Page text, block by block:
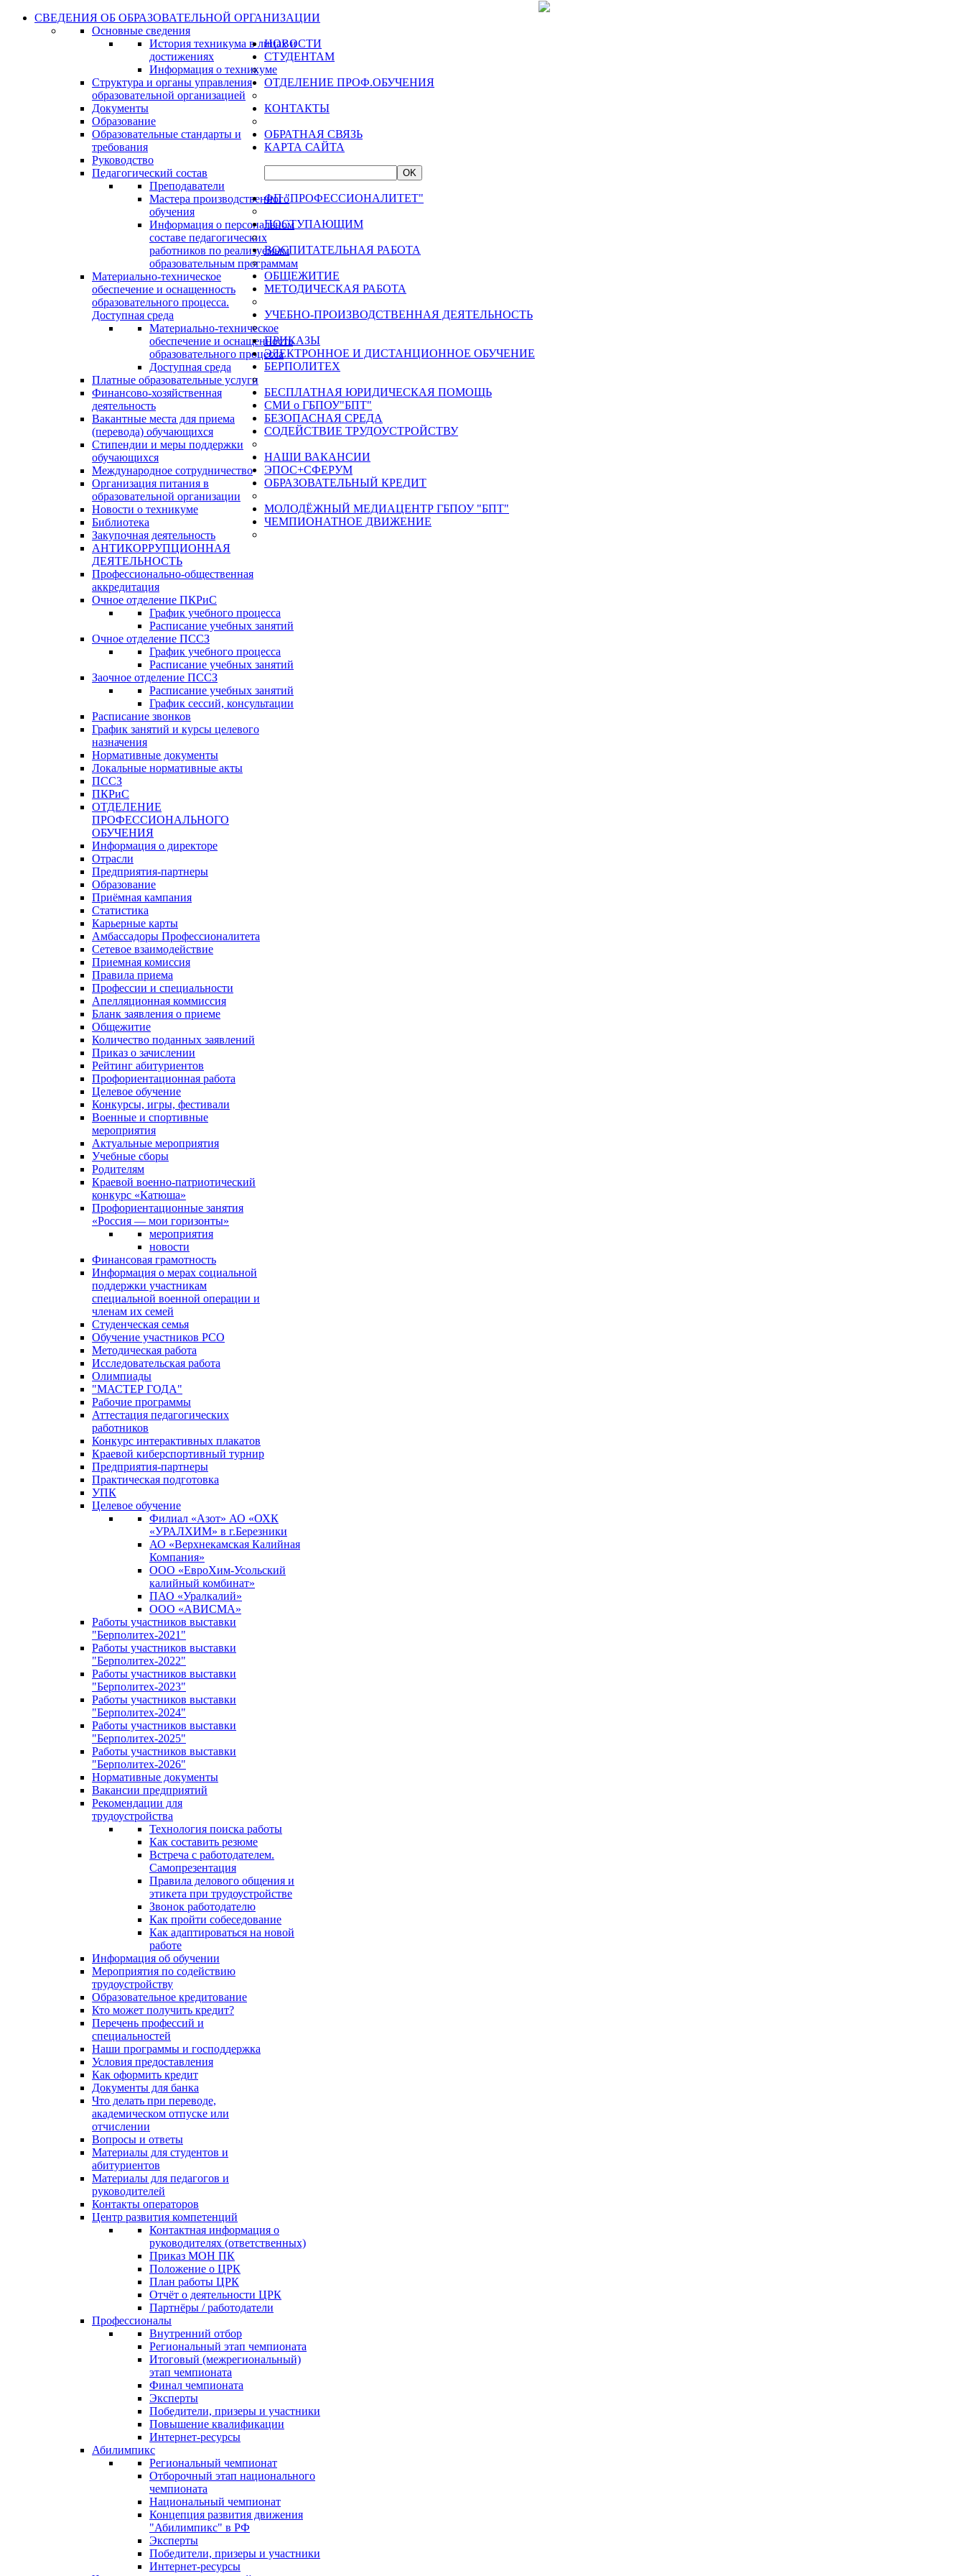
СВЕДЕНИЯ ОБ ОБРАЗОВАТЕЛЬНОЙ ОРГАНИЗАЦИИ
Основные сведения
История техникума в лицах и
достижениях
Информация о техникуме
Структура и органы управления
образовательной организацией
Документы
Образование
Образовательные стандарты и
требования
Руководство
Педагогический состав
Преподаватели
Мастера производственного
обучения
Информация о персональном
составе педагогических
работников по реализуемым
образовательным программам
Материально-техническое
обеспечение и оснащенность
образовательного процесса.
Доступная среда
Материально-техническое
обеспечение и оснащенность
образовательного процесса
Доступная среда
Платные образовательные услуги
Финансово-хозяйственная
деятельность
Вакантные места для приема
(перевода) обучающихся
Стипендии и меры поддержки
обучающихся
Международное сотрудничество
Организация питания в
образовательной организации
Новости о техникуме
Библиотека
Закупочная деятельность
АНТИКОРРУПЦИОННАЯ
ДЕЯТЕЛЬНОСТЬ
Профессионально-общественная
аккредитация
НОВОСТИ
СТУДЕНТАМ
Очное отделение ПКРиС
График учебного процесса
Расписание учебных занятий
Очное отделение ПССЗ
График учебного процесса
Расписание учебных занятий
Заочное отделение ПССЗ
Расписание учебных занятий
График сессий, консультации
Расписание звонков
ОТДЕЛЕНИЕ ПРОФ.ОБУЧЕНИЯ
График занятий и курсы целевого
назначения
Нормативные документы
Локальные нормативные акты
КОНТАКТЫ
ПССЗ
ПКРиС
ОТДЕЛЕНИЕ
ПРОФЕССИОНАЛЬНОГО
ОБУЧЕНИЯ
ОБРАТНАЯ СВЯЗЬ
КАРТА САЙТА
ФП "ПРОФЕССИОНАЛИТЕТ"
Информация о директоре
Отрасли
Предприятия-партнеры
Образование
Приёмная кампания
Статистика
Карьерные карты
Амбассадоры Профессионалитета
Сетевое взаимодействие
ПОСТУПАЮЩИМ
Приемная комиссия
Правила приема
Профессии и специальности
Апелляционная коммиссия
Бланк заявления о приеме
Общежитие
Количество поданных заявлений
Приказ о зачислении
Рейтинг абитуриентов
Профориентационная работа
Целевое обучение
ВОСПИТАТЕЛЬНАЯ РАБОТА
Конкурсы, игры, фестивали
Военные и спортивные
мероприятия
Актуальные мероприятия
Учебные сборы
Родителям
Краевой военно-патриотический
конкурс «Катюша»
Профориентационные занятия
«Россия — мои горизонты»
мероприятия
новости
Финансовая грамотность
Информация о мерах социальной
поддержки участникам
специальной военной операции и
членам их семей
Студенческая семья
Обучение участников РСО
ОБЩЕЖИТИЕ
МЕТОДИЧЕСКАЯ РАБОТА
Методическая работа
Исследовательская работа
Олимпиады
"МАСТЕР ГОДА"
Рабочие программы
Аттестация педагогических
работников
Конкурс интерактивных плакатов
Краевой киберспортивный турнир
УЧЕБНО-ПРОИЗВОДСТВЕННАЯ ДЕЯТЕЛЬНОСТЬ
Предприятия-партнеры
Практическая подготовка
УПК
Целевое обучение
Филиал «Азот» АО «ОХК
«УРАЛХИМ» в г.Березники
АО «Верхнекамская Калийная
Компания»
ООО «ЕвроХим-Усольский
калийный комбинат»
ПАО «Уралкалий»
ООО «АВИСМА»
ПРИКАЗЫ
ЭЛЕКТРОННОЕ И ДИСТАНЦИОННОЕ ОБУЧЕНИЕ
БЕРПОЛИТЕХ
Работы участников выставки
"Берполитех-2021"
Работы участников выставки
"Берполитех-2022"
Работы участников выставки
"Берполитех-2023"
Работы участников выставки
"Берполитех-2024"
Работы участников выставки
"Берполитех-2025"
Работы участников выставки
"Берполитех-2026"
БЕСПЛАТНАЯ ЮРИДИЧЕСКАЯ ПОМОЩЬ
СМИ о ГБПОУ"БПТ"
БЕЗОПАСНАЯ СРЕДА
СОДЕЙСТВИЕ ТРУДОУСТРОЙСТВУ
Нормативные документы
Вакансии предприятий
Рекомендации для
трудоустройства
Технология поиска работы
Как составить резюме
Встреча с работодателем.
Самопрезентация
Правила делового общения и
этикета при трудоустройстве
Звонок работодателю
Как пройти собеседование
Как адаптироваться на новой
работе
Информация об обучении
Мероприятия по содействию
трудоустройству
НАШИ ВАКАНСИИ
ЭПОС+СФЕРУМ
ОБРАЗОВАТЕЛЬНЫЙ КРЕДИТ
Образовательное кредитование
Кто может получить кредит?
Перечень профессий и
специальностей
Наши программы и господдержка
Условия предоставления
Как оформить кредит
Документы для банка
Что делать при переводе,
академическом отпуске или
отчислении
Вопросы и ответы
Материалы для студентов и
абитуриентов
Материалы для педагогов и
руководителей
Контакты операторов
МОЛОДЁЖНЫЙ МЕДИАЦЕНТР ГБПОУ "БПТ"
ЧЕМПИОНАТНОЕ ДВИЖЕНИЕ
Центр развития компетенций
Контактная информация о
руководителях (ответственных)
Приказ МОН ПК
Положение о ЦРК
План работы ЦРК
Отчёт о деятельности ЦРК
Партнёры / работодатели
Профессионалы
Внутренний отбор
Региональный этап чемпионата
Итоговый (межрегиональный)
этап чемпионата
Финал чемпионата
Эксперты
Победители, призеры и участники
Повышение квалификации
Интернет-ресурсы
Абилимпикс
Региональный чемпионат
Отборочный этап национального
чемпионата
Национальный чемпионат
Концепция развития движения
"Абилимпикс" в РФ
Эксперты
Победители, призеры и участники
Интернет-ресурсы